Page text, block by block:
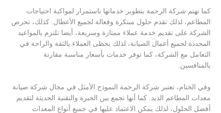
كما تهتم شركة الرحمة بتطوير خدماتها باستمرار لمواكبة احتياجات
المطاعم، لذلك تقدم حلول مبتكرة وفعالة لجميع الأعطال. كذلك، تحرص
الشركة على تقديم خدمة عملاء ممتازة وسريعة، أيضا تلتزم بالمواعيد
المحددة لجميع أعمال الصيانة، لذلك يحظى العملاء بالثقة والراحة في
التعامل مع الشركة، كما توفر خدمات بأسعار مناسبة مقارنة
بالمنافسين.
وفي الختام، تعتبر شركة الرحمة النموذج الأمثل في مجال شركة صيانة
معدات المطاعم الذيد. كما أنها تجمع بين الخبرة والتقنية الحديثة لتقديم
أفضل الحلول، لذلك يمكن الاعتماد عليها في جميع أنواع المعدات